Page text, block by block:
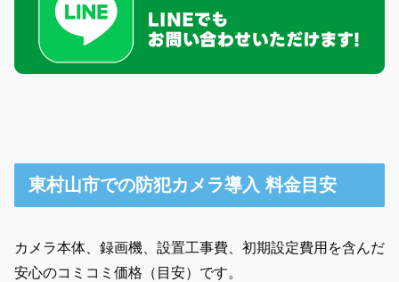
東村山市での防犯カメラ導入 料金目安
カメラ本体、録画機、設置工事費、初期設定費用を含んだ
安心のコミコミ価格（目安）です。